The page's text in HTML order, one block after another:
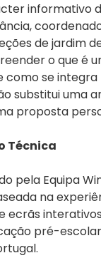
informativo
de jardim
o que é
como se
substitui uma
proposta
Técnica
pela Equipa
na
ecrãs
pré-